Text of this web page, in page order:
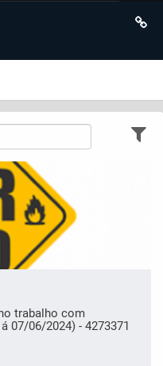
trabalho com
07/06/2024) - 4273371